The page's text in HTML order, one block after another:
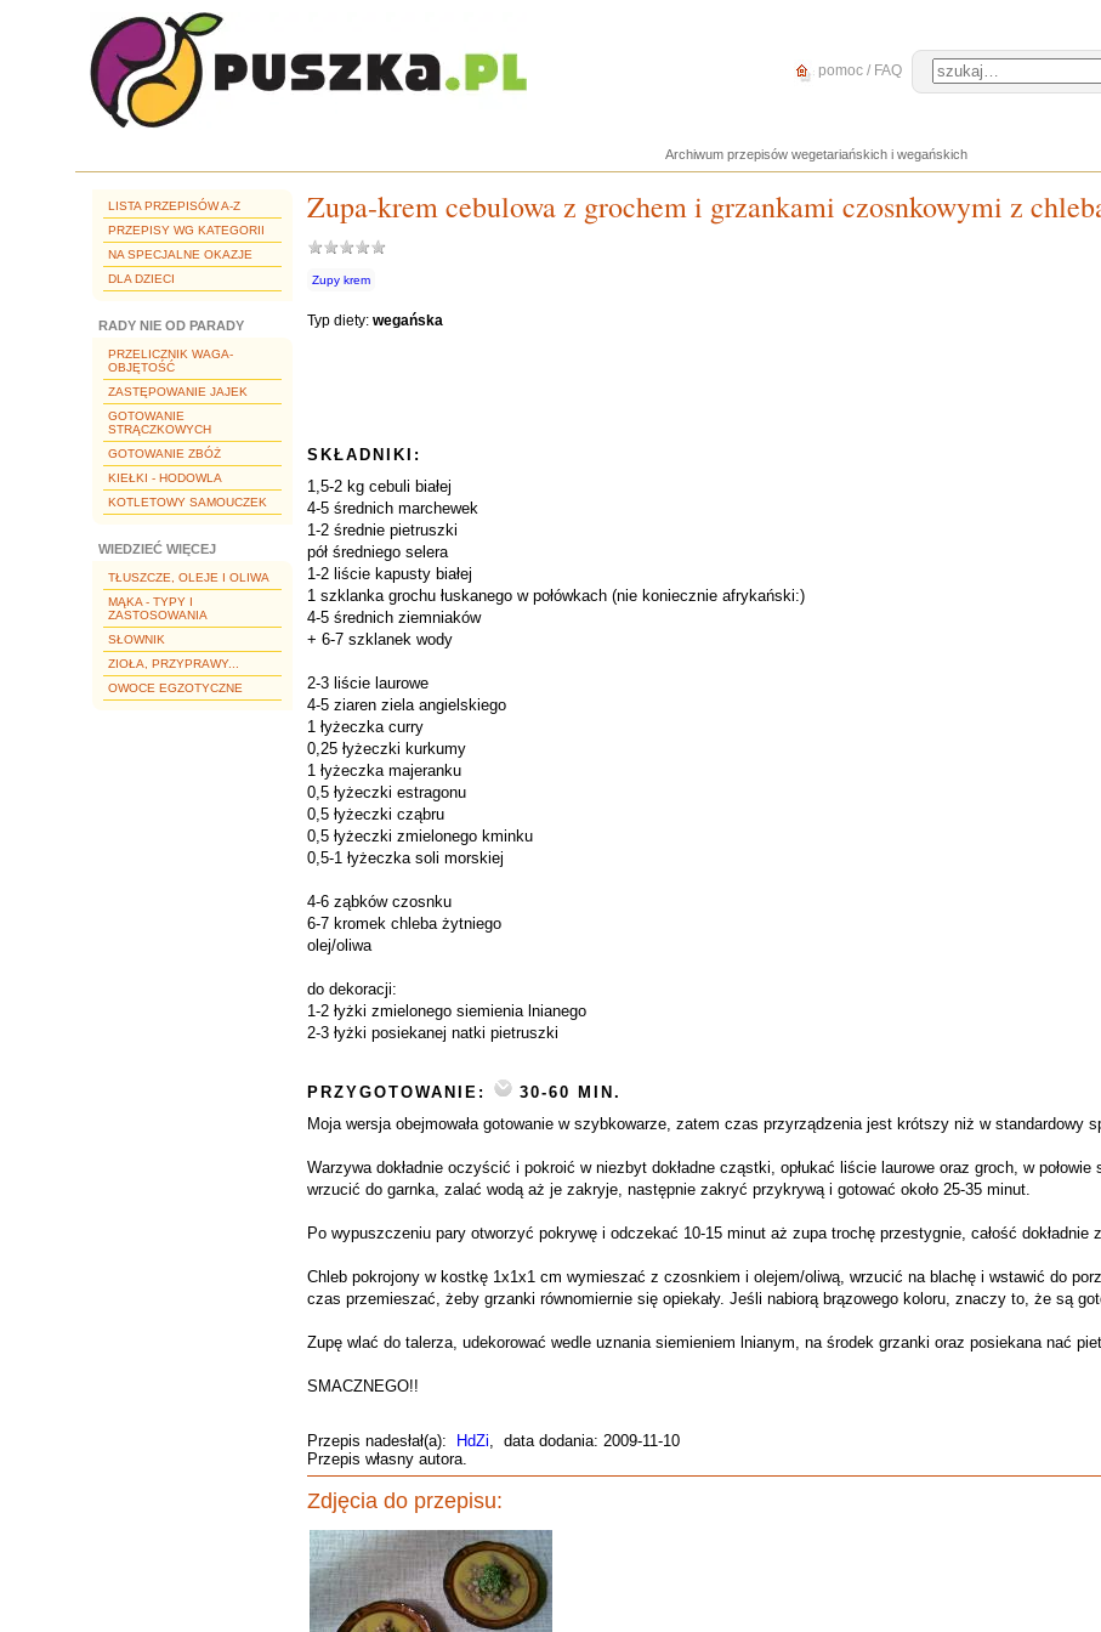
pomoc / FAQ
Archiwum przepisów wegetariańskich i wegańskich
LISTA PRZEPISÓW A-Z
PRZEPISY WG KATEGORII
NA SPECJALNE OKAZJE
DLA DZIECI
RADY NIE OD PARADY
PRZELICZNIK WAGA-
OBJĘTOŚĆ
ZASTĘPOWANIE JAJEK
GOTOWANIE
STRĄCZKOWYCH
GOTOWANIE ZBÓŻ
KIEŁKI - HODOWLA
KOTLETOWY SAMOUCZEK
WIEDZIEĆ WIĘCEJ
TŁUSZCZE, OLEJE I OLIWA
MĄKA - TYPY I
ZASTOSOWANIA
SŁOWNIK
ZIOŁA, PRZYPRAWY...
OWOCE EGZOTYCZNE
Zupa-krem cebulowa z grochem i grzankami czosnkowymi z
Zupy krem
Typ diety: wegańska
SKŁADNIKI:
1,5-2 kg cebuli białej
4-5 średnich marchewek
1-2 średnie pietruszki
pół średniego selera
1-2 liście kapusty białej
1 szklanka grochu łuskanego w połówkach (nie koniecznie afrykański:)
4-5 średnich ziemniaków
+ 6-7 szklanek wody
2-3 liście laurowe
4-5 ziaren ziela angielskiego
1 łyżeczka curry
0,25 łyżeczki kurkumy
1 łyżeczka majeranku
0,5 łyżeczki estragonu
0,5 łyżeczki cząbru
0,5 łyżeczki zmielonego kminku
0,5-1 łyżeczka soli morskiej
4-6 ząbków czosnku
6-7 kromek chleba żytniego
olej/oliwa
do dekoracji:
1-2 łyżki zmielonego siemienia lnianego
2-3 łyżki posiekanej natki pietruszki
PRZYGOTOWANIE:
30-60 MIN.
Moja wersja obejmowała gotowanie w szybkowarze, zatem czas przyrządzenia jest krótszy niż w standardowy
Warzywa dokładnie oczyścić i pokroić w niezbyt dokładne cząstki, opłukać liście laurowe oraz groch, w
wrzucić do garnka, zalać wodą aż je zakryje, następnie zakryć przykrywą i gotować około 25-35 minut.
Po wypuszczeniu pary otworzyć pokrywę i odczekać 10-15 minut aż zupa trochę przestygnie, całość dokładnie
Chleb pokrojony w kostkę 1x1x1 cm wymieszać z czosnkiem i olejem/oliwą, wrzucić na blachę i wstawić do
czas przemieszać, żeby grzanki równomiernie się opiekały. Jeśli nabiorą brązowego koloru, znaczy to, że są
Zupę wlać do talerza, udekorować wedle uznania siemieniem lnianym, na środek grzanki oraz posiekana nać
SMACZNEGO!!
Przepis nadesłał(a): HdZi, data dodania: 2009-11-10
Przepis własny autora.
Zdjęcia do przepisu: